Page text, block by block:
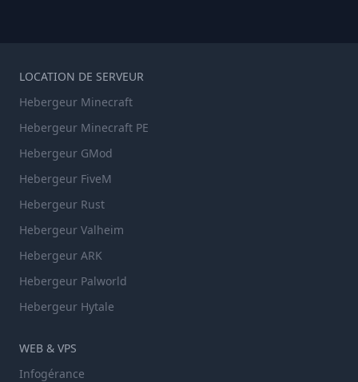
LOCATION DE SERVEUR
Hebergeur Minecraft
Hebergeur Minecraft PE
Hebergeur GMod
Hebergeur FiveM
Hebergeur Rust
Hebergeur Valheim
Hebergeur ARK
Hebergeur Palworld
Hebergeur Hytale
WEB & VPS
Infogérance